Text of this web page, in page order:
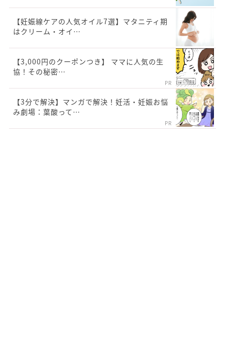
【妊娠線ケアの人気オイル7選】マタニティ期
はクリーム・オイ…
【3,000円のクーポンつき】 ママに人気の生
協！その秘密…
PR
【3分で解決】マンガで解決！妊活・妊娠お悩
み劇場：葉酸って…
PR